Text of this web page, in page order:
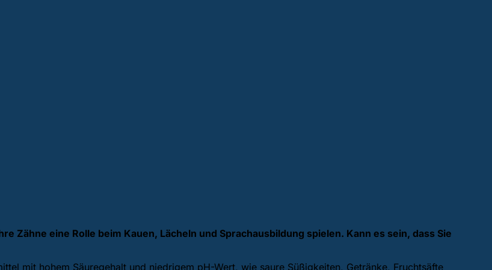
Zähne eine Rolle beim Kauen, Lächeln und Sprachausbildung spielen. Kann es sein, dass Sie
mit hohem Säuregehalt und niedrigem pH-Wert, wie saure Süßigkeiten, Getränke, Fruchtsäfte